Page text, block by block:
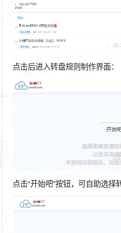
点击后进入转盘规则制作界面：
点击“开始吧”按钮，可自助选择